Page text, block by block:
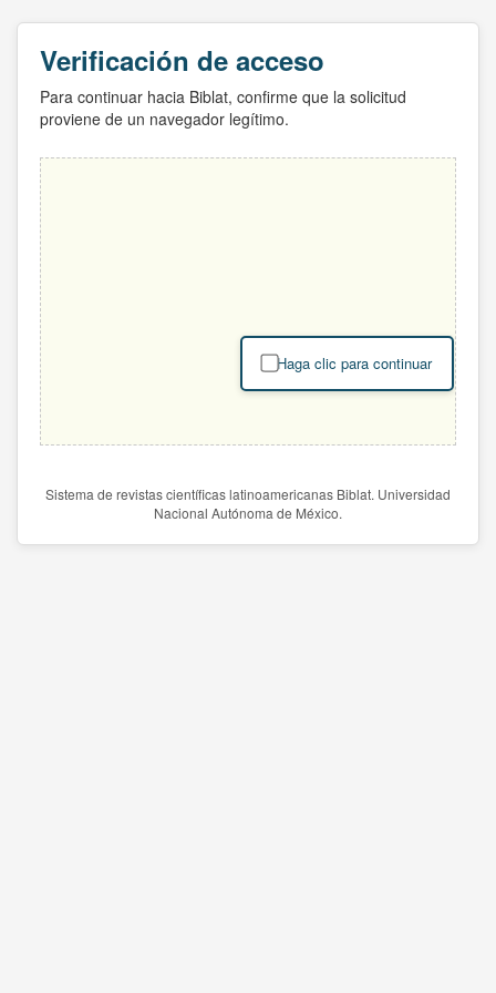
Verificación de acceso
Para continuar hacia Biblat, confirme que la solicitud
proviene de un navegador legítimo.
Haga clic para continuar
Sistema de revistas científicas latinoamericanas Biblat. Universidad
Nacional Autónoma de México.